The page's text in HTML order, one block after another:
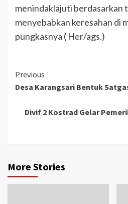
menindaklajuti berdasarkan
menyebabkan keresahan di
pungkasnya ( Her/ags.)
Previous
Desa Karangsari Bentuk
Divif 2 Kostrad Gelar
More Stories